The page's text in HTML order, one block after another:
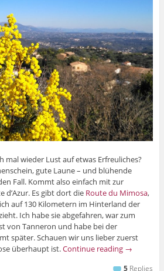
mal wieder Lust auf etwas Erfreuliches?
gute Laune – und blühende
Fall. Kommt also einfach mit zur
d’Azur. Es gibt dort die Route du Mimosa,
auf 130 Kilometern im Hinterland der
Ich habe sie abgefahren, war zum
von Tanneron und habe bei der
später. Schauen wir uns lieber zuerst
überhaupt ist.Continue reading →
5 Replies